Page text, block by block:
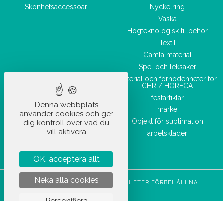
Skönhetsaccessoar
Nyckelring
Väska
Högteknologisk tillbehör
Textil
Gamla material
Spel och leksaker
Material och förnödenheter för
CHR / HORECA
festartiklar
märke
Objekt för sublimation
arbetskläder
STOCKETIK © 2023 - ALLA RÄTTIGHETER FÖRBEHÅLLNA
Denna webbplats
använder cookies och ger
dig kontroll över vad du
vill aktivera
OK, acceptera allt
Neka alla cookies